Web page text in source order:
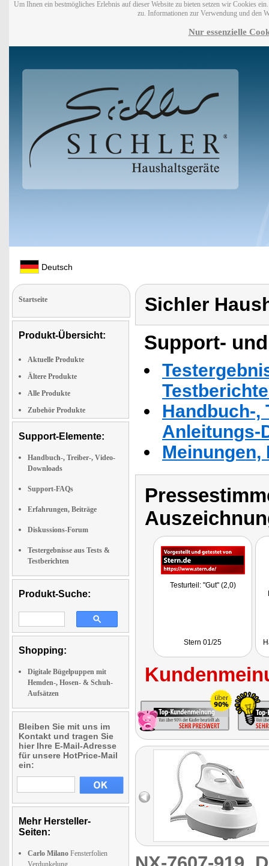
Um Ihnen ein bestmögliches Erlebnis auf dieser Website zu bieten setzen wir Cookies
zu. Informationen zur Verwendung und den
Nur essenzielle
Deutsch
Startseite
Produkt-Übersicht:
Aktuelle Produkte
Ältere Produkte
Alle Produkte
Zubehör Produkte
Support-Elemente:
Handbuch-, Treiber-, Video-
Downloads
Support-FAQs
Erfahrungen, Beiträge
Diskussions-Forum
Testergebnisse aus Tests &
Testberichten
Produkt-Suche:
Shopping:
Digitale Bügelpuppen mit
Hemden-, Hosen- & Schuh-
Aufsätzen
Bleiben Sie mit uns im
Kontakt und tragen Sie
hier Ihre E-Mail-Adresse
für unsere HotPrice-Mail
ein:
Mehr Hersteller-
Seiten:
Carlo Milano Fensterfolien
Verdunkelung
Sichler
Support-
Handbuch-,
Anleitungs-
Testurteil: "Gut" (2,0)
Stern 01/25